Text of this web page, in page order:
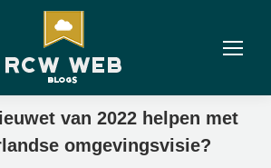
van 2022 helpen met
omgevingsvisie?